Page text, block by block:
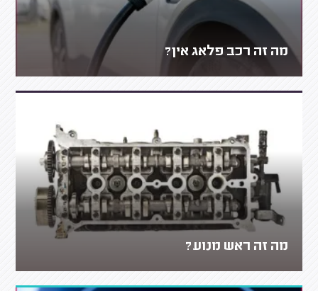
מה זה רכב פלאג אין?
מה זה ראש מנוע?